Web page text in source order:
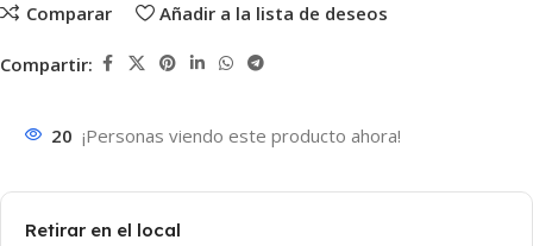
Comparar Añadir a la lista de deseos
Compartir:
20 ¡Personas viendo este producto ahora!
Retirar en el local